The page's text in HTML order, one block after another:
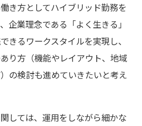
き方としてハイブリッド勤務を
企業理念である「よく生きる」
きるワークスタイルを実現し、
り方（機能やレイアウト、地域
の検討も進めていきたいと考え
しては、運用をしながら細かな